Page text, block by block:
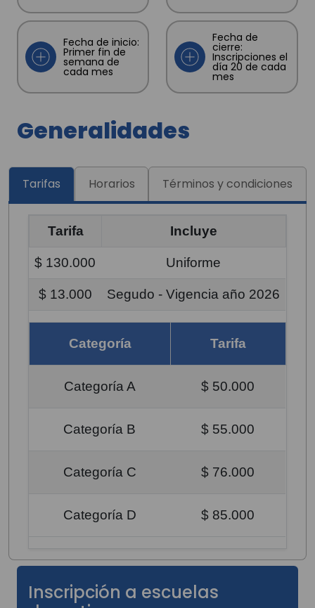
Fecha de inicio:
Primer fin de
semana de
cada mes
Fecha de
cierre:
Inscripciones el
día 20 de cada
mes
Generalidades
Tarifas Horarios Términos y condiciones
Tarifa Incluye
$ 130.000 Uniforme
$ 13.000 Segudo - Vigencia año 2026
Categoría Tarifa
Categoría A $ 50.000
Categoría B $ 55.000
Categoría C $ 76.000
Categoría D $ 85.000
Inscripción a escuelas